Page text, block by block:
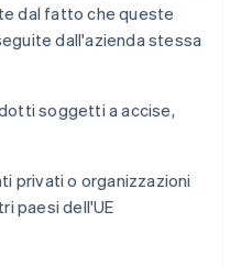
dal fatto che queste
dall'azienda stessa
soggetti a accise,
privati o organizzazioni
paesi dell'UE